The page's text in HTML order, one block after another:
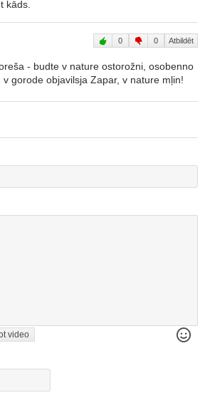
kāds.
0 0 Atbildēt
- budte v nature ostorožni, osobenno
gorode objavilsja Zapar, v nature mļin!
video